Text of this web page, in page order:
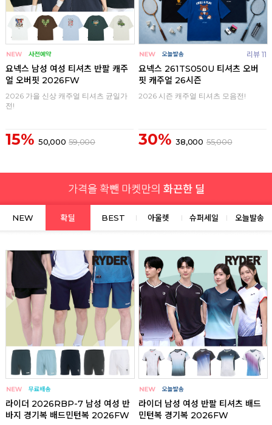
요넥스 남성 여성 티셔츠 반팔 캐주
얼 오버핏 2026FW
2026 가을 신상 캐주얼 티셔츠 균일가
전!
15% 50,000 59,000
리뷰 11
요넥스 261TS050U 티셔츠 오버
핏 캐주얼 26시즌
2026 시즌 캐주얼 티셔츠 모음전!
30% 38,000 55,000
NEW 확딜 BEST 아울렛 슈퍼세일 오늘발송
라이더 2026RBP-7 남성 여성 반
바지 경기복 배드민턴복 2026FW
라이더 남성 여성 반팔 티셔츠 배드
민턴복 경기복 2026FW